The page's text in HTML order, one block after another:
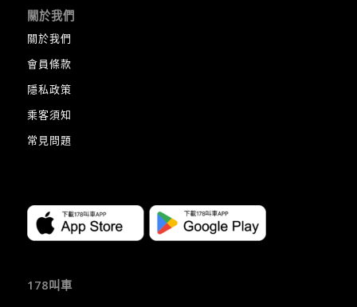
關於我們
關於我們
會員條款
隱私政策
乘客須知
常見問題
178叫車